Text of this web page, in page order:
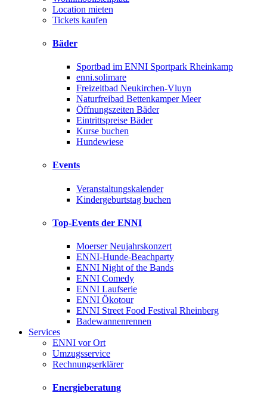
Location mieten
Tickets kaufen
Bäder
Sportbad im ENNI Sportpark Rheinkamp
enni.solimare
Freizeitbad Neukirchen-Vluyn
Naturfreibad Bettenkamper Meer
Öffnungszeiten Bäder
Eintrittspreise Bäder
Kurse buchen
Hundewiese
Events
Veranstaltungskalender
Kindergeburtstag buchen
Top-Events der ENNI
Moerser Neujahrskonzert
ENNI-Hunde-Beachparty
ENNI Night of the Bands
ENNI Comedy
ENNI Laufserie
ENNI Ökotour
ENNI Street Food Festival Rheinberg
Badewannenrennen
Services
ENNI vor Ort
Umzugsservice
Rechnungserklärer
Energieberatung